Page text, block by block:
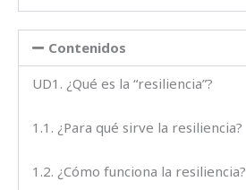
Contenidos
UD1. ¿Qué es la “resiliencia”?
1.1. ¿Para qué sirve la resiliencia?
1.2. ¿Cómo funciona la resiliencia?